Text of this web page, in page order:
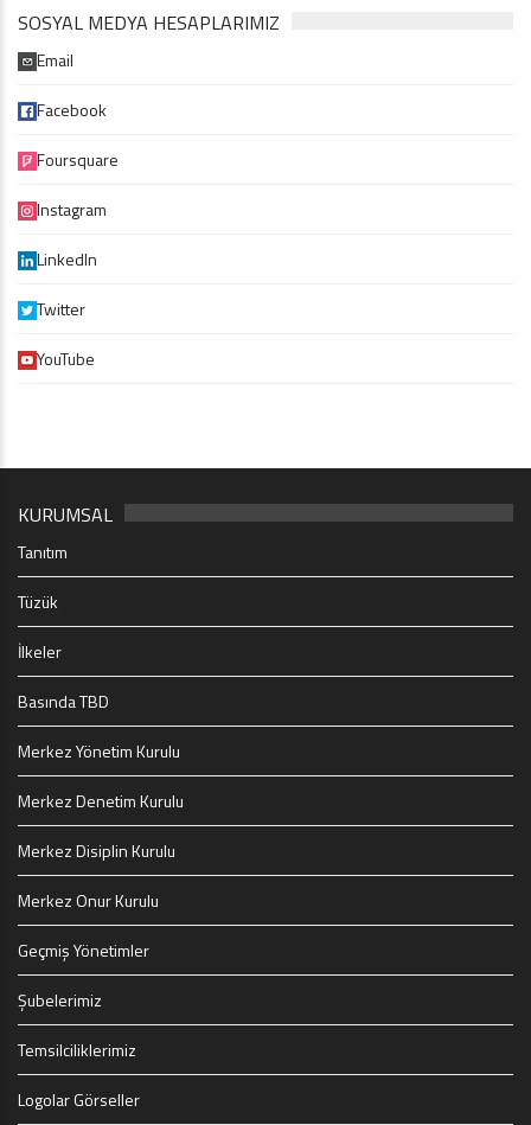
SOSYAL MEDYA HESAPLARIMIZ
Email
Facebook
Foursquare
Instagram
LinkedIn
Twitter
YouTube
KURUMSAL
Tanıtım
Tüzük
İlkeler
Basında TBD
Merkez Yönetim Kurulu
Merkez Denetim Kurulu
Merkez Disiplin Kurulu
Merkez Onur Kurulu
Geçmiş Yönetimler
Şubelerimiz
Temsilciliklerimiz
Logolar Görseller